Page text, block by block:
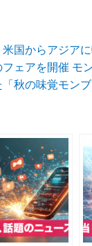
国からアジアに
ェアを開催 モ
秋の味覚モンブ